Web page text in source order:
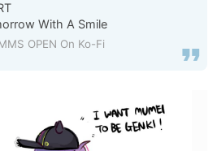
With A Smile
OPEN On Ko-Fi